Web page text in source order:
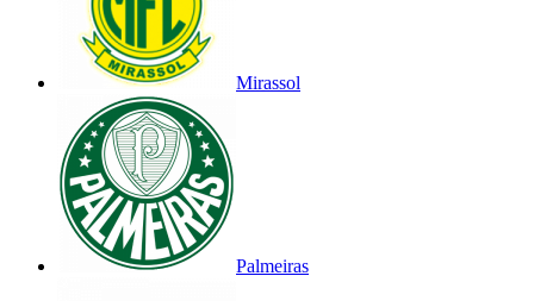
Mirassol
Palmeiras